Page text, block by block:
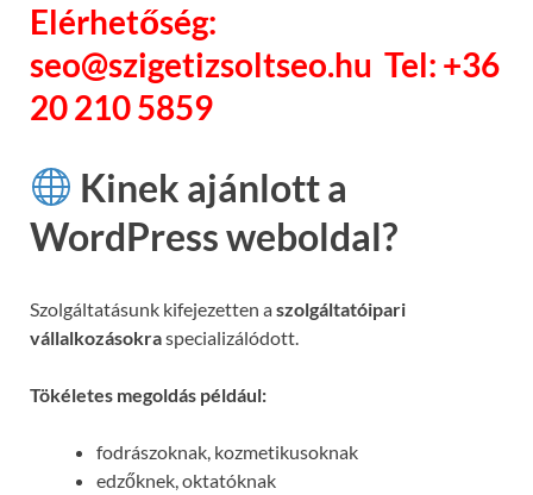
Elérhetőség:
seo@szigetizsoltseo.hu Tel: +36
20 210 5859
Kinek ajánlott a
WordPress weboldal?
Szolgáltatásunk kifejezetten aszolgáltatóipari
vállalkozásokraspecializálódott.
Tökéletes megoldás például:
fodrászoknak, kozmetikusoknak
edzőknek, oktatóknak